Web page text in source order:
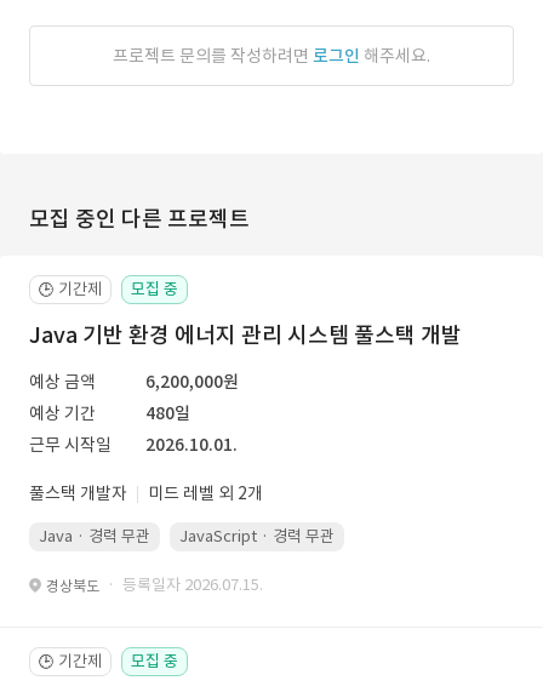
프로젝트 문의를 작성하려면 로그인 해주세요.
모집 중인 다른 프로젝트
🕒 기간제 모집 중
Java 기반 환경 에너지 관리 시스템 풀스택 개발
예상 금액
6,200,000원
예상 기간
480일
근무 시작일
2026.10.01.
풀스택 개발자 미드 레벨 외 2개
Java · 경력 무관 JavaScript · 경력 무관
경상북도 · 등록일자 2026.07.15.
🕒 기간제 모집 중